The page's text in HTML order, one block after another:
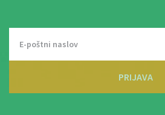
PRIJAVA